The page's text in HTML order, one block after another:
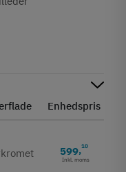
Enhedspris
599,10
Inkl. moms